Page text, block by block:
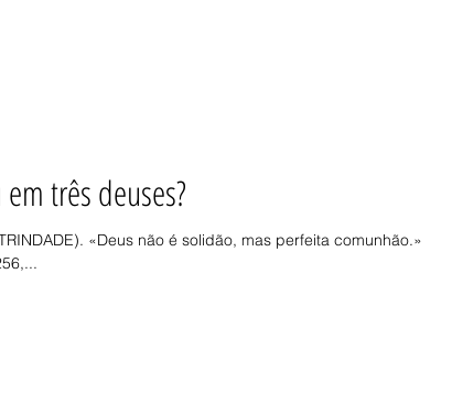
três deuses?
«Deus não é solidão, mas perfeita comunhão.»